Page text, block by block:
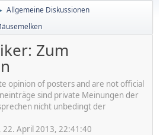
Allgemeine Diskussionen
Zum
opinion of posters and are not official
sind private Meinungen der
nicht unbedingt der
April 2013, 22:41:40